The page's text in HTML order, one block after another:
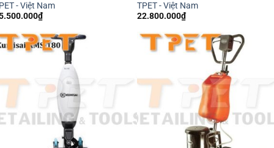
- Việt Nam
₫
TPET - Việt Nam
22.800.000₫